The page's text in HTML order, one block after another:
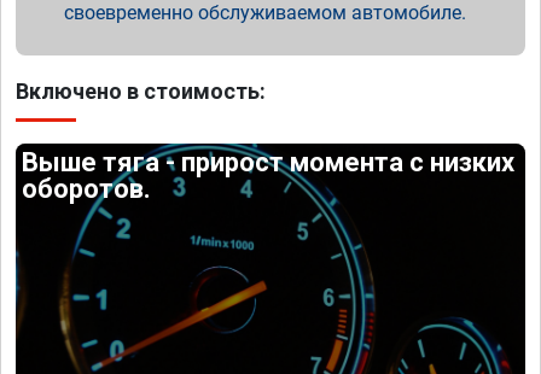
своевременно обслуживаемом автомобиле.
Включено в стоимость:
Выше тяга - прирост момента с низких
оборотов.